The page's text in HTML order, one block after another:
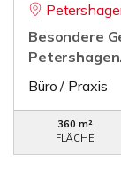
Besondere
Petershagen.
Büro / Praxis
360 m²
FLÄCHE